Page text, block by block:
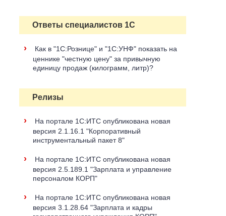
Ответы специалистов 1С
›
Как в "1С:Рознице" и "1С:УНФ" показать на
ценнике "честную цену" за привычную
единицу продаж (килограмм, литр)?
Релизы
›
На портале 1С:ИТС опубликована новая
версия 2.1.16.1 "Корпоративный
инструментальный пакет 8"
›
На портале 1С:ИТС опубликована новая
версия 2.5.189.1 "Зарплата и управление
персоналом КОРП"
›
На портале 1С:ИТС опубликована новая
версия 3.1.28.64 "Зарплата и кадры